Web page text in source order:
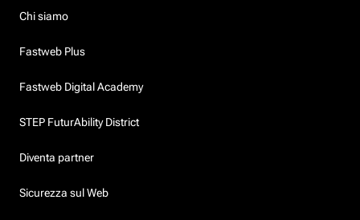
Chi siamo
Fastweb Plus
Fastweb Digital Academy
STEP FuturAbility District
Diventa partner
Sicurezza sul Web